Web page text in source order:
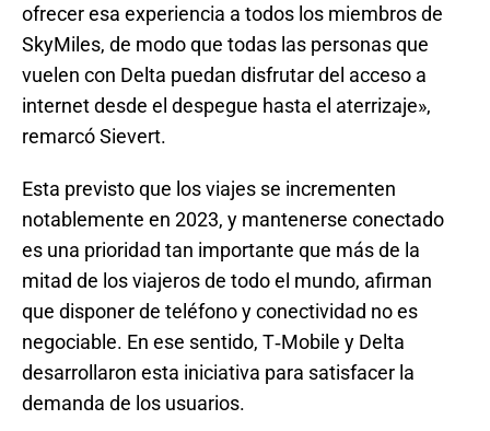
ofrecer esa experiencia a todos los miembros de
SkyMiles, de modo que todas las personas que
vuelen con Delta puedan disfrutar del acceso a
internet desde el despegue hasta el aterrizaje»,
remarcó Sievert.
Esta previsto que los viajes se incrementen
notablemente en 2023, y mantenerse conectado
es una prioridad tan importante que más de la
mitad de los viajeros de todo el mundo, afirman
que disponer de teléfono y conectividad no es
negociable. En ese sentido, T‑Mobile y Delta
desarrollaron esta iniciativa para satisfacer la
demanda de los usuarios.